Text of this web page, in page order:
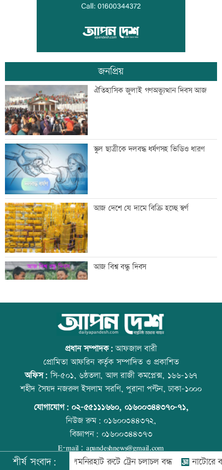
ভেজা চুলে ঘুমাচ্ছেন? জানুন এর প্রভাব
যুক্তরাষ্ট্রে এক মাসে ৫১ হাজার অভিবাসী
গ্রেফতার
কালীগঞ্জের সেন্ট নিকোলাস চার্চ: ঐতিহ্য ও
সম্প্রীতির প্রতীক
‘শিশুদের সুস্থ বিকাশে নিয়মিত স্বাস্থ্য পরীক্ষা
গুরুত্বপূর্ণ’
মেসিকে বোমা মেরে উড়িয়ে দেয়ার হুমকি
ব্যাংক এশিয়াতে নিয়োগ বিজ্ঞপ্তি
‘শেখ হাসিনার রাজনৈতিক তৎপরতার দায়
ভারত এড়াতে পারে না’
‘আরেকটি বিশ্বকাপ খেলার সামর্থ্য নেই’
জনপ্রিয়
ঐতিহাসিক জুলাই গণঅভ্যুত্থান দিবস আজ
স্কুল ছাত্রীকে দলবদ্ধ ধর্ষণসহ ভিডিও ধারণ
আজ দেশে যে দামে বিক্রি হচ্ছে স্বর্ণ
আজ বিশ্ব বন্ধু দিবস
উত্থান-পতনের বাজারে আজ স্বর্ণের ভরি কত
কোরআন-হাদিসে নামাজ না পড়ার শাস্তি
আজ স্বর্ণ-রুপা যে দামে বিক্রি হচ্ছে
প্রধান সম্পাদক:আফজাল বারী
প্রোমিতা আফরিন কর্তৃক সম্পাদিত ও প্রকাশিত
অফিস:সি-৫০১, ৬ষ্ঠতলা, আল রাজী কমপ্লেক্স, ১৬৬-১৬৭
শহীদ সৈয়দ নজরুল ইসলাম সরণি, পুরানা পল্টন, ঢাকা-১০০০
যোগাযোগ: ০২-৫৫১১১৬৬০, ০১৬০০৩৪৪৩৭০-৭১,
নিউজ রুম:০১৬০০৩৪৪৩৭২,
বিজ্ঞাপন: ০১৬০০৩৪৪৩৭৩
E-mail: apandeshnews@gmail.com
শীর্ষ সংবাদ:
রংপুর-লালমনিরহাট রুটে ট্রেন চলাচল বন্ধ নাটোরে